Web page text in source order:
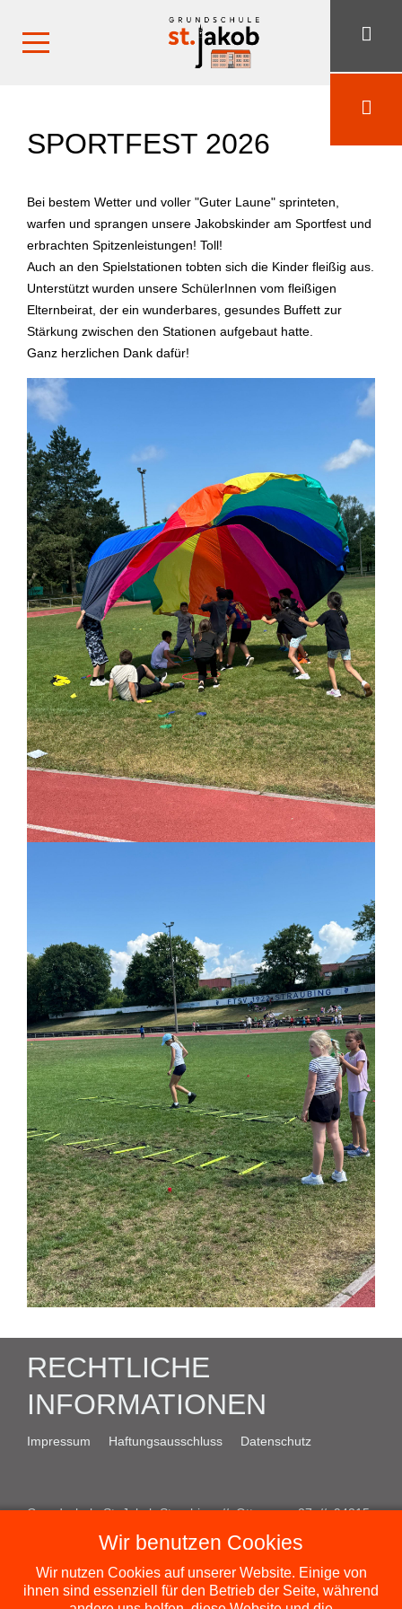
SPORTFEST 2026
Bei bestem Wetter und voller "Guter Laune" sprinteten,
warfen und sprangen unsere Jakobskinder am Sportfest und
erbrachten Spitzenleistungen! Toll!
Auch an den Spielstationen tobten sich die Kinder fleißig aus.
Unterstützt wurden unsere SchülerInnen vom fleißigen
Elternbeirat, der ein wunderbares, gesundes Buffett zur
Stärkung zwischen den Stationen aufgebaut hatte.
Ganz herzlichen Dank dafür!
RECHTLICHE
INFORMATIONEN
Impressum Haftungsausschluss Datenschutz
Grundschule St. Jakob Straubing // Ottogasse 27 // 94315
532670
Wir benutzen Cookies
Wir nutzen Cookies auf unserer Website. Einige von
ihnen sind essenziell für den Betrieb der Seite, während